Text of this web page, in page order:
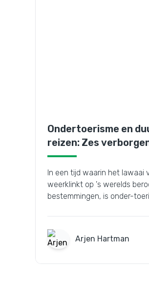
Ondertoerisme en
reizen: Zes
ontdekken
In een tijd waarin het lawaai
weerklinkt op 's werelds
bestemmingen, is onder-
verkennen van minder
tegelijkertijd duurzame
Arjen Hartman